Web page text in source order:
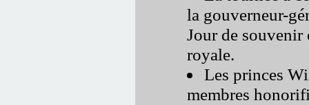
la gouverneur-
Jour de souvenir
royale.
Les princes
membres